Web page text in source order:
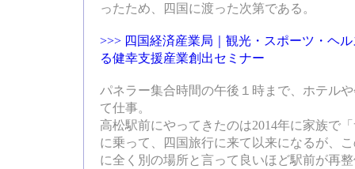
ったため、四国に渡った次第である。
>>> 四国経済産業局｜観光・スポーツ・ヘ
る健幸支援産業創出セミナー
パネラー集合時間の午後１時まで、ホテル
て仕事。
高松駅前にやってきたのは2014年に家族で
に乗って、四国旅行に来て以来になるが、
に全く別の場所と言って良いほど駅前が再